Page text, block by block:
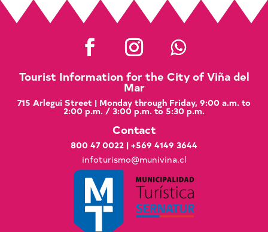
Tourist Information for the City of Viña del
Mar
715 Arlegui Street | Monday through Friday, 9:00 a.m. to
2:00 p.m. / 3:00 p.m. to 5:30 p.m.
Contact
800 47 0022 | +569 4149 3644
infoturismo@munivina.cl